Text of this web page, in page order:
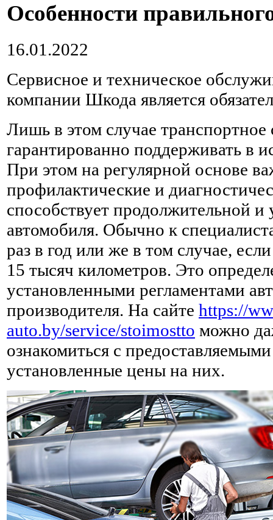
Особенности
16.01.2022
Сервисное и техническое
компании Шкода является
Лишь в этом случае
гарантированно поддерживать в
При этом на регулярной основе
профилактические и
способствует продолжительной
автомобиля. Обычно к
раз в год или же в том случае,
15 тысяч километров. Это
установленными регламентами
производителя. На сайте https://
auto.by/service/stoimostto можно
ознакомиться с
установленные цены на них.